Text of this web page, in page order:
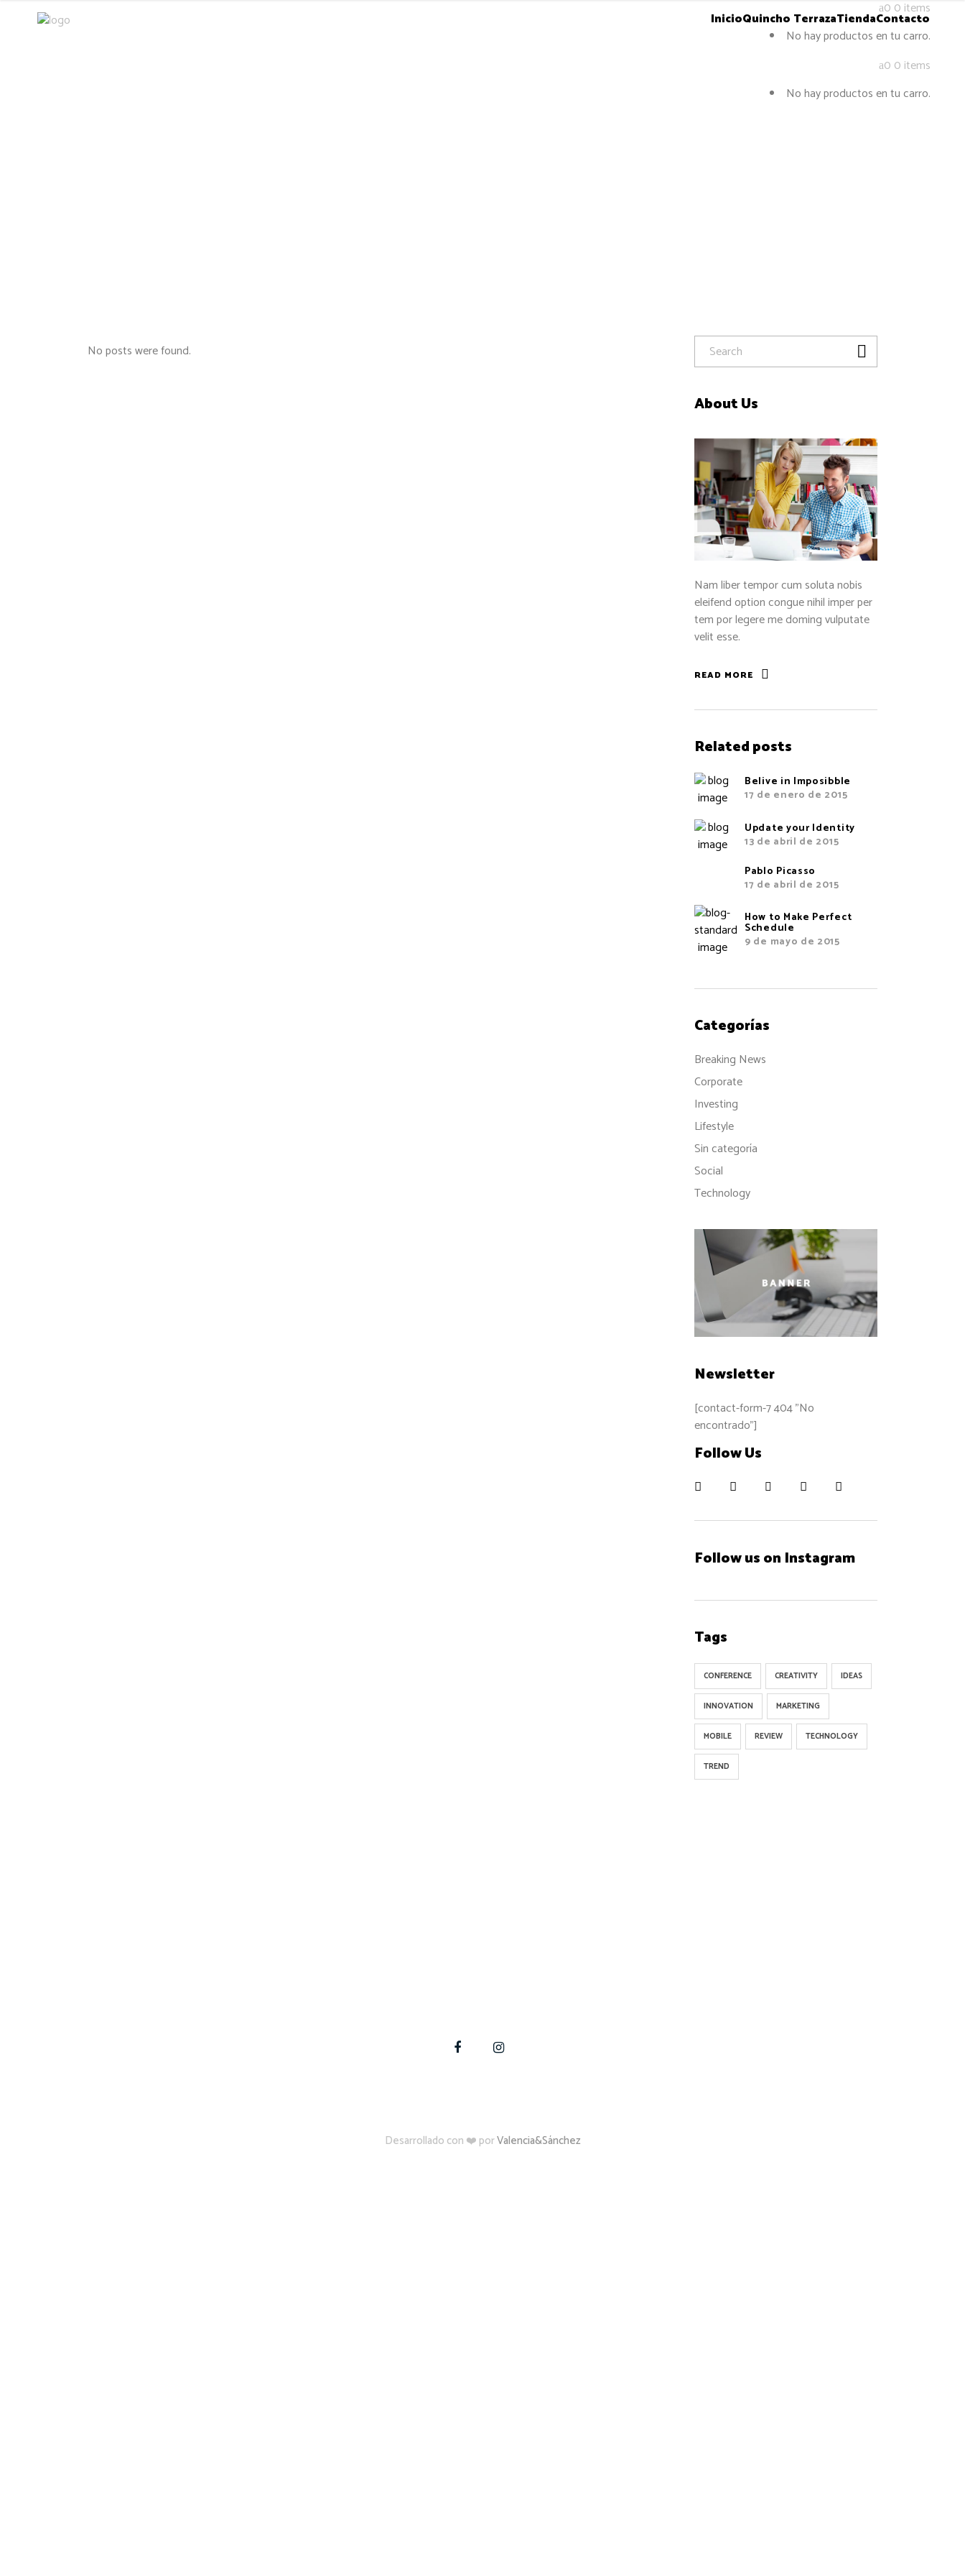
InicioQuincho TerrazaTiendaContacto
0 0 items
No hay productos en tu carro.
0 0 items
No hay productos en tu carro.
No posts were found.
About Us
Nam liber tempor cum soluta nobis
eleifend option congue nihil imper per
tem por legere me doming vulputate
velit esse.
READ MORE
Related posts
Belive in Imposibble
17 de enero de 2015
Update your Identity
13 de abril de 2015
Pablo Picasso
17 de abril de 2015
How to Make Perfect
Schedule
9 de mayo de 2015
Categorías
Breaking News
Corporate
Investing
Lifestyle
Sin categoría
Social
Technology
Newsletter
[contact-form-7 404 "No
encontrado"]
Follow Us
Follow us on Instagram
Tags
CONFERENCE CREATIVITY IDEAS
INNOVATION MARKETING
MOBILE REVIEW TECHNOLOGY
TREND
Desarrollado con ❤️ porValencia&Sánchez